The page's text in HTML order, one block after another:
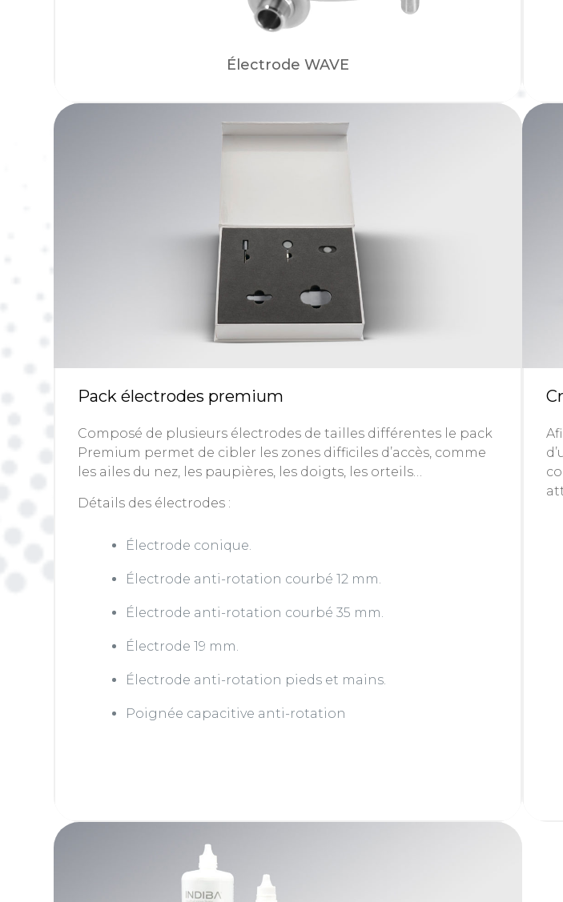
Pack électrodes premium
Composé de plusieurs électrodes de tailles différentes le pack
Premium permet de cibler les zones difficiles d’accès, comme
les ailes du nez, les paupières, les doigts, les orteils…
Détails des électrodes :
Électrode conique.
Électrode anti-rotation courbé 12 mm.
Électrode anti-rotation courbé 35 mm.
Électrode 19 mm.
Électrode anti-rotation pieds et mains.
Poignée capacitive anti-rotation